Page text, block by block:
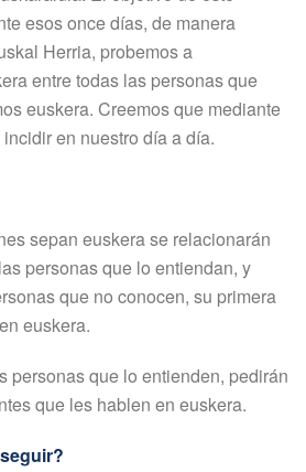
esos once días, de manera
Herria, probemos a
entre todas las personas que
euskera. Creemos que mediante
en nuestro día a día.
sepan euskera se relacionarán
personas que lo entiendan, y
que no conocen, su primera
euskera.
personas que lo entienden, pedirán
que les hablen en euskera.